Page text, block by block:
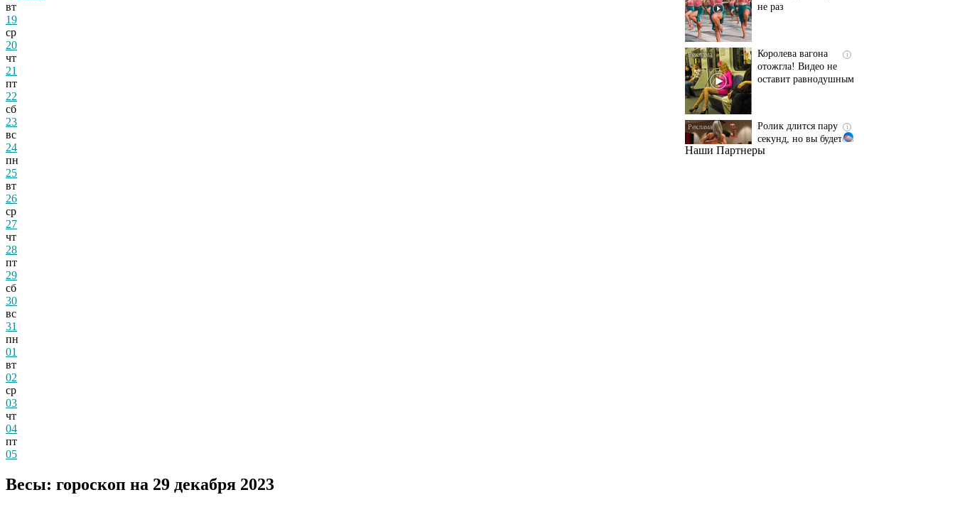
вт
19
ср
20
чт
21
пт
22
сб
23
вс
24
пн
25
вт
26
ср
27
чт
28
пт
29
сб
30
вс
31
пн
01
вт
02
ср
03
чт
04
пт
05
Весы: гороскоп на 29 декабря 2023
Королева вагона
i
Ролик длится пару
Этот танец невесты
Наши Партнеры